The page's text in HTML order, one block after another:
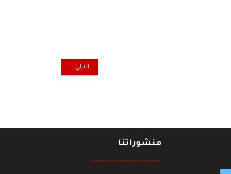
المقال التالي: شيوعيو ميسان
التالي
منشوراتنا
--------------------